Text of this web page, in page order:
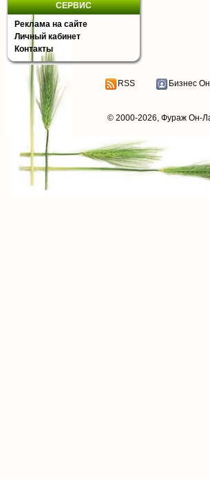
СЕРВИС
Реклама на сайте
Личный кабинет
Контакты
RSS Бизнес
© 2000-2026, Фураж Он-